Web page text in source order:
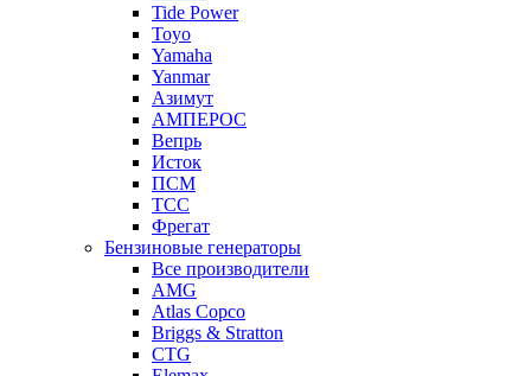
Tide Power
Toyo
Yamaha
Yanmar
Азимут
АМПЕРОС
Вепрь
Исток
ПСМ
ТСС
Фрегат
Бензиновые генераторы
Все производители
AMG
Atlas Copco
Briggs & Stratton
CTG